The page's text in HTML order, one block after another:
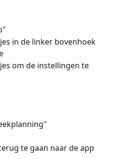
in de linker bovenhoek
om de instellingen te
te gaan naar de app